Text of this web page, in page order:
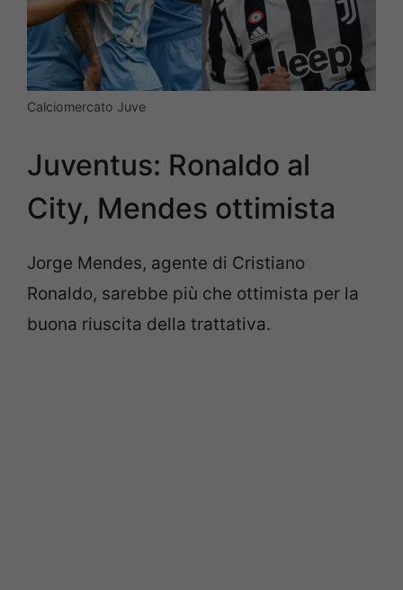
Calciomercato Juve
Juventus: Ronaldo al
City, Mendes ottimista
Jorge Mendes, agente di Cristiano
Ronaldo, sarebbe più che ottimista per la
buona riuscita della trattativa.